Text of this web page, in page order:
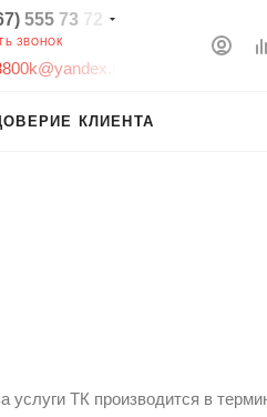
555 73
ЗВОНОК
800k@yandex
КЛИЕНТА
ТК производится в